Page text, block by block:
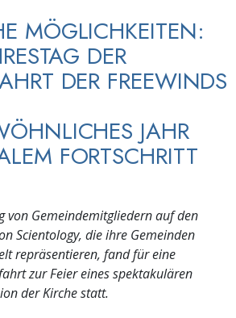
MÖGLICHKEITEN:
DER
DER FREEWINDS
JAHR
FORTSCHRITT
von Gemeindemitgliedern auf den
Scientology, die ihre Gemeinden
repräsentieren, fand für eine
zur Feier eines spektakulären
der Kirche statt.